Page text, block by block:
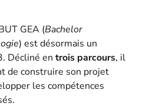
GEA (Bachelor
) est désormais un
Décliné en trois parcours, il
de construire son projet
les compétences